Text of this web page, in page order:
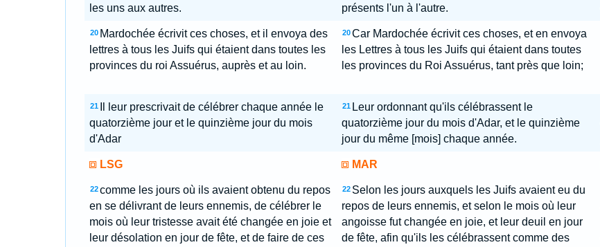
les uns aux autres.
présents l'un à l'autre.
20 Mardochée écrivit ces choses, et il envoya des
lettres à tous les Juifs qui étaient dans toutes les
provinces du roi Assuérus, auprès et au loin.
20 Car Mardochée écrivit ces choses, et en envoya
les Lettres à tous les Juifs qui étaient dans toutes
les provinces du Roi Assuérus, tant près que loin;
21
Il leur prescrivait de célébrer chaque année le
quatorzième jour et le quinzième jour du mois
d'Adar
21 Leur ordonnant qu'ils célébrassent le
quatorzième jour du mois d'Adar, et le quinzième
jour du même [mois] chaque année.
LSG MAR
22 comme les jours où ils avaient obtenu du repos
en se délivrant de leurs ennemis, de célébrer le
mois où leur tristesse avait été changée en joie et
leur désolation en jour de fête, et de faire de ces
22 Selon les jours auxquels les Juifs avaient eu du
repos de leurs ennemis, et selon le mois où leur
angoisse fut changée en joie, et leur deuil en jour
de fête, afin qu'ils les célébrassent comme des